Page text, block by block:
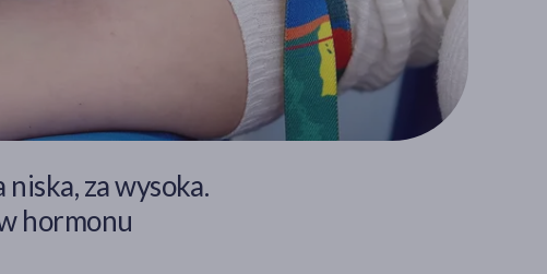
za wysoka.
hormonu